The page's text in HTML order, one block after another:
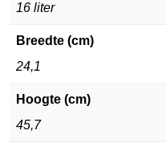
16 liter
Breedte (cm)
24,1
Hoogte (cm)
45,7